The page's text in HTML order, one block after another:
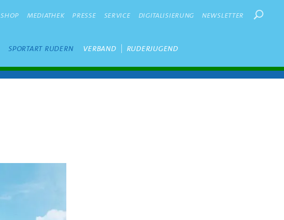
SHOP MEDIATHEK PRESSE SERVICE DIGITALISIERUNG NEWSLETTER
SPORTART RUDERN VERBAND RUDERJUGEND